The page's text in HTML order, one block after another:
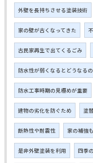
外壁を長持ちさせる塗装技術
家の壁が古くなってきた
古民家再生で出てくるごみ
防水性が弱くなるとどうなるの
防水工事時期の見極めが重要
建物の劣化を防ぐため 塗
断熱性や耐震性 家の補強
是非外壁塗装を利用 四季